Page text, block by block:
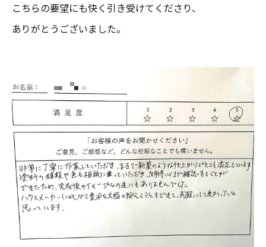
こちらの要望にも快く引き受けてくださり、
ありがとうございました。